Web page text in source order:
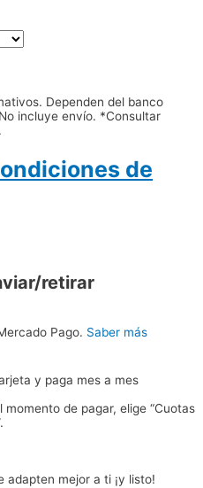
Dependen del banco
incluye envío. *Consultar
de
retirar
Pago. Saber más
y paga mes a mes
de pagar, elige “Cuotas
adapten mejor a ti ¡y listo!